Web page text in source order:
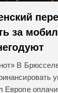
за
В
Европе